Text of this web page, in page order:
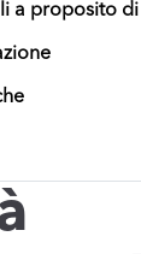
a proposito di